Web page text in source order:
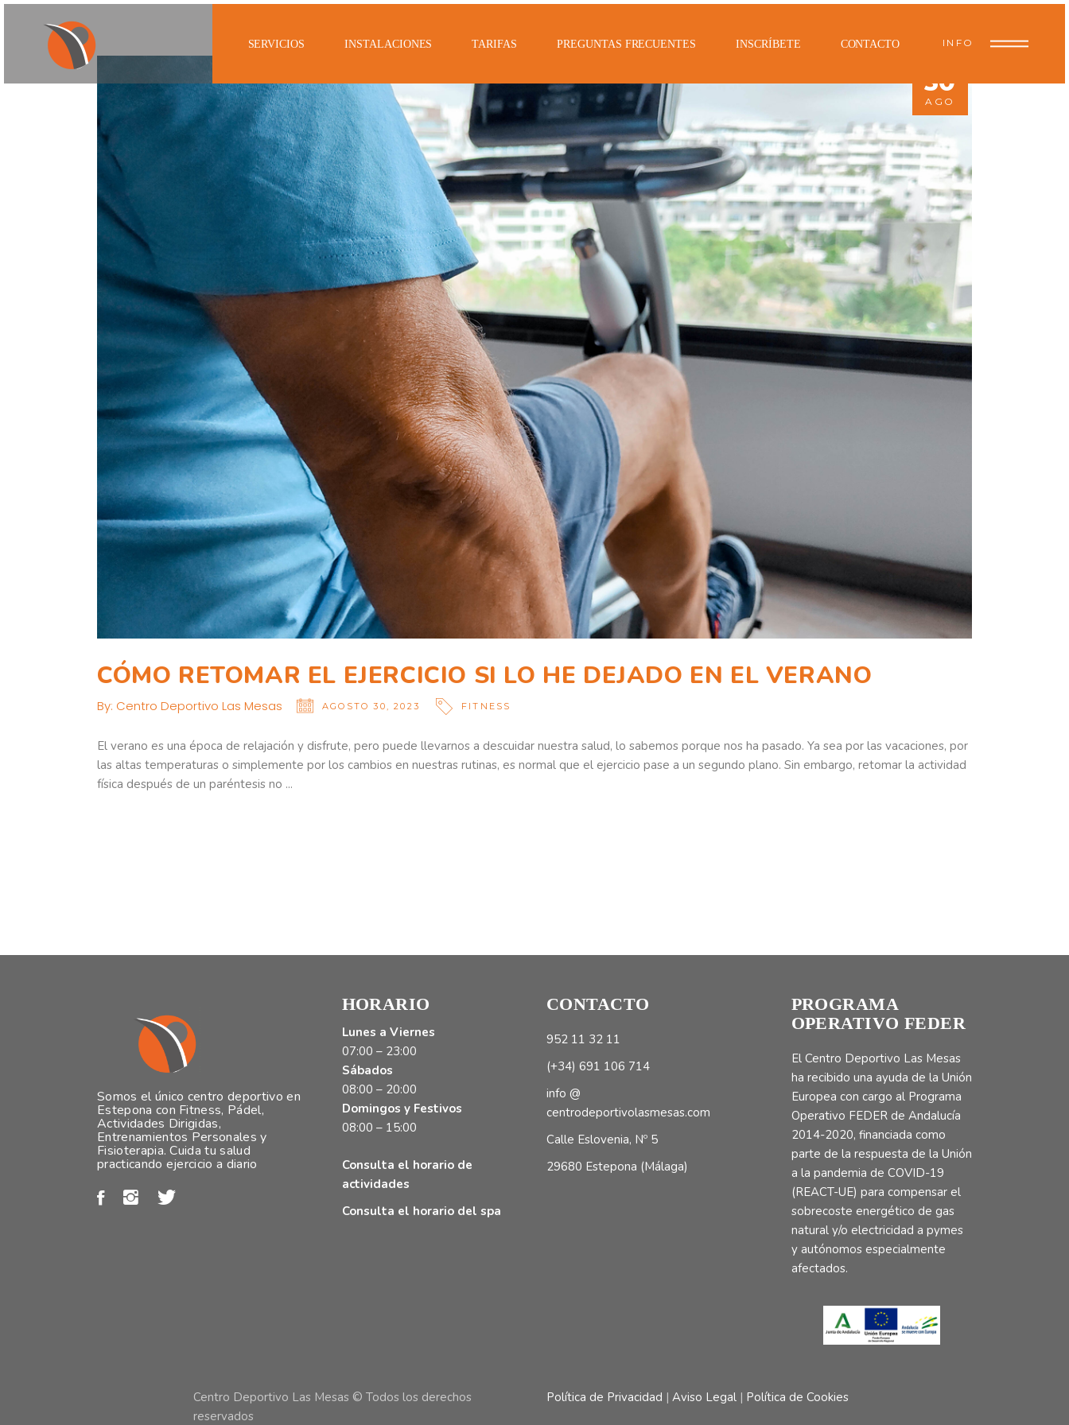
SERVICIOS INSTALACIONES TARIFAS PREGUNTAS FRECUENTES INSCRÍBETE CONTACTO INFO
30
AGO
CÓMO RETOMAR EL EJERCICIO SI LO HE DEJADO EN EL VERANO
By: Centro Deportivo Las Mesas AGOSTO 30, 2023 FITNESS
El verano es una época de relajación y disfrute, pero puede llevarnos a descuidar nuestra salud, lo sabemos porque nos ha pasado. Ya sea por las vacaciones, por
las altas temperaturas o simplemente por los cambios en nuestras rutinas, es normal que el ejercicio pase a un segundo plano. Sin embargo, retomar la actividad
física después de un paréntesis no
Somos el único centro deportivo en
Estepona con Fitness, Pádel,
Actividades Dirigidas,
Entrenamientos Personales y
Fisioterapia. Cuida tu salud
practicando ejercicio a diario
HORARIO
Lunes a Viernes
07:00 – 23:00
Sábados
08:00 – 20:00
Domingos y Festivos
08:00 – 15:00
Consulta el horario de
actividades
Consulta el horario del spa
CONTACTO
952 11 32 11
(+34) 691 106 714
info @
centrodeportivolasmesas.com
Calle Eslovenia, Nº 5
29680 Estepona (Málaga)
PROGRAMA
OPERATIVO FEDER
El Centro Deportivo Las Mesas
ha recibido una ayuda de la Unión
Europea con cargo al Programa
Operativo FEDER de Andalucía
2014-2020, financiada como
parte de la respuesta de la Unión
a la pandemia de COVID-19
(REACT-UE) para compensar el
sobrecoste energético de gas
natural y/o electricidad a pymes
y autónomos especialmente
afectados.
Centro Deportivo Las Mesas © Todos los derechos
reservados
Política de Privacidad | Aviso Legal | Política de Cookies